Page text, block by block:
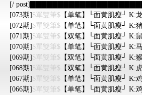
[/
[073期]$單雙筆$ 【单笔】└面黄肌瘦┘ K:
[072期]$單雙筆$ 【单笔】└面黄肌瘦┘ K:
[071期]$單雙筆$ 【双笔】└面黄肌瘦┘ K:
[070期]$單雙筆$ 【单笔】└面黄肌瘦┘ K:
[069期]$單雙筆$ 【双笔】└面黄肌瘦┘ K:
[068期]$單雙筆$ 【双笔】└面黄肌瘦┘ K:
[067期]$單雙筆$ 【单笔】└面黄肌瘦┘ K:
[066期]$單雙筆$ 【单笔】└面黄肌瘦┘ K: